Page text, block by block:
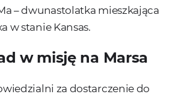
– dwunastolatka mieszkająca
w stanie Kansas.
w misję na Marsa
za dostarczenie do